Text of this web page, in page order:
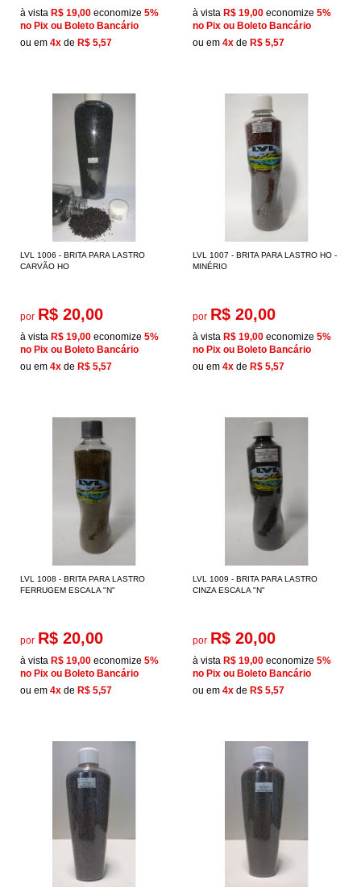
à vista R$ 19,00 economize 5%
no Pix ou Boleto Bancário
ou em 4x de R$ 5,57
à vista R$ 19,00 economize 5%
no Pix ou Boleto Bancário
ou em 4x de R$ 5,57
LVL 1006 - BRITA PARA LASTRO
CARVÃO HO
por R$ 20,00
à vista R$ 19,00 economize 5%
no Pix ou Boleto Bancário
ou em 4x de R$ 5,57
LVL 1007 - BRITA PARA LASTRO HO -
MINÉRIO
por R$ 20,00
à vista R$ 19,00 economize 5%
no Pix ou Boleto Bancário
ou em 4x de R$ 5,57
LVL 1008 - BRITA PARA LASTRO
FERRUGEM ESCALA "N"
por R$ 20,00
à vista R$ 19,00 economize 5%
no Pix ou Boleto Bancário
ou em 4x de R$ 5,57
LVL 1009 - BRITA PARA LASTRO
CINZA ESCALA "N"
por R$ 20,00
à vista R$ 19,00 economize 5%
no Pix ou Boleto Bancário
ou em 4x de R$ 5,57